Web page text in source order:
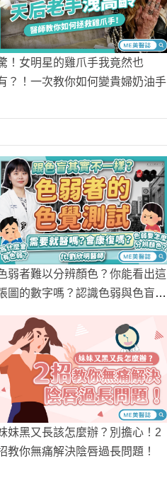
！女明星的雞爪手我竟然也
？！一次教你如何變貴婦奶油手
弱者難以分辨顏色？你能看出這
圖的數字嗎？認識色弱與色盲的
妹黑又長該怎麼辦？別擔心！2
教你無痛解決陰唇過長問題！